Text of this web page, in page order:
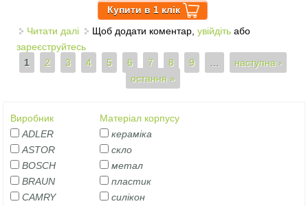
Читати далі про ЕЛЕКТРОЧАЙНИК CASTLE CK-03
Щоб додати коментар,увійдіть або
зареєструйтесь
Сторінки
1 2 3 4 5 6 7 8 9
наступна ›
остання »
Виробник
ADLER
ASTOR
BOSCH
BRAUN
CAMRY
Матеріал корпусу
кераміка
скло
метал
пластик
силікон